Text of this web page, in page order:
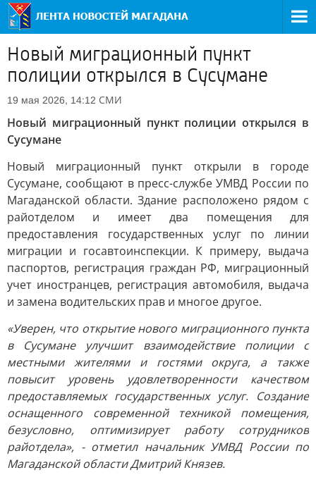
Новый миграционный пункт
полиции открылся в Сусумане
19 мая 2026, 14:12 СМИ
Новый миграционный пункт полиции открылся в
Сусумане
Новый миграционный пункт открыли в городе
Сусумане, сообщают в пресс-службе УМВД России по
Магаданской области. Здание расположено рядом с
райотделом и имеет два помещения для
предоставления государственных услуг по линии
миграции и госавтоинспекции. К примеру, выдача
паспортов, регистрация граждан РФ, миграционный
учет иностранцев, регистрация автомобиля, выдача
и замена водительских прав и многое другое.
«Уверен, что открытие нового миграционного пункта
в Сусумане улучшит взаимодействие полиции с
местными жителями и гостями округа, а также
повысит уровень удовлетворенности качеством
предоставляемых государственных услуг. Создание
оснащенного современной техникой помещения,
безусловно, оптимизирует работу сотрудников
райотдела», - отметил начальник УМВД России по
Магаданской области Дмитрий Князев.